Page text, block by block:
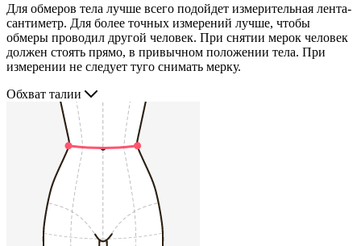
Для обмеров тела лучше всего подойдет измерительная лента-
сантиметр. Для более точных измерений лучше, чтобы
обмеры проводил другой человек. При снятии мерок человек
должен стоять прямо, в привычном положении тела. При
измерении не следует туго снимать мерку.
Обхват талии